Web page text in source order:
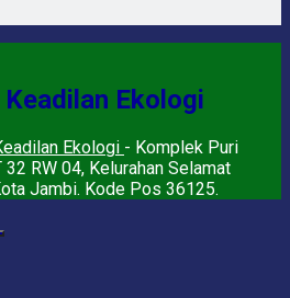
Keadilan Ekologi
Ekologi - Komplek Puri
RW 04, Kelurahan Selamat
Jambi. Kode Pos 36125.